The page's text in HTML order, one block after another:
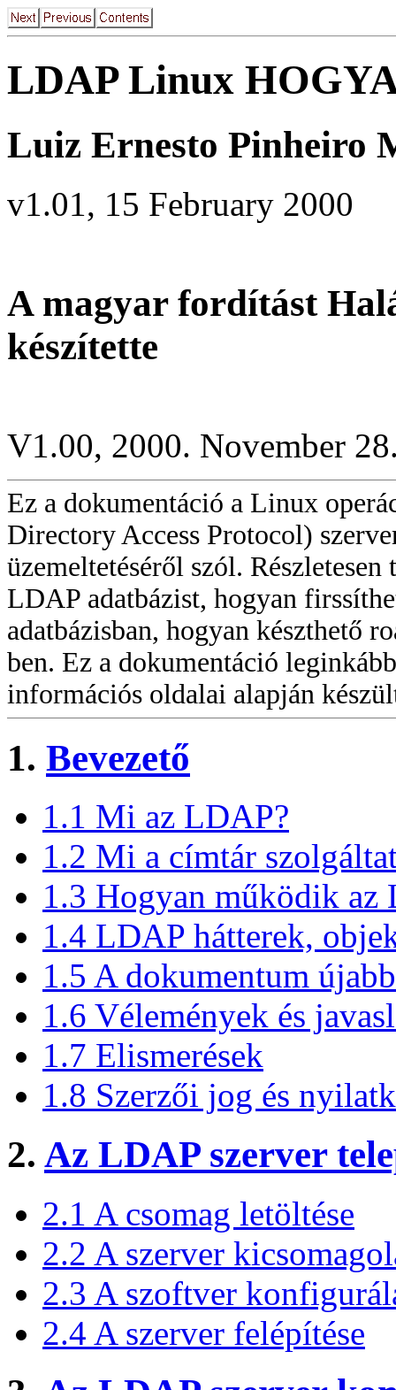
LDAP Linux
Luiz Ernesto Pinheiro
v1.01, 15 February 2000
A magyar fordítást
készítette
V1.00, 2000. November
Ez a dokumentáció a Linux
Directory Access Protocol)
üzemeltetéséről szól.
LDAP adatbázist, hogyan
adatbázisban, hogyan készthető
ben. Ez a dokumentáció
információs oldalai alapján
1. Bevezető
1.1 Mi az LDAP?
1.2 Mi a címtár
1.3 Hogyan működik az
1.4 LDAP hátterek,
1.5 A dokumentum
1.6 Vélemények és
1.7 Elismerések
1.8 Szerzői jog és
2. Az LDAP szerver
2.1 A csomag letöltése
2.2 A szerver
2.3 A szoftver
2.4 A szerver felépítése